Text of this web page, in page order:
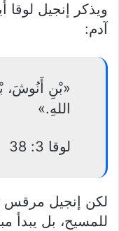
ويذكر إنجيل
آدم:
«بْنِ أَنُوشَ،
اللهِ.»
لوقا 3: 38
لكن إنجيل مرقس
للمسيح، بل يبدأ